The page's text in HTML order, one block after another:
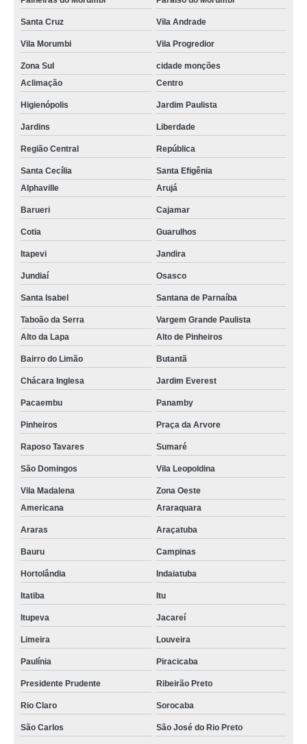
Santa Cruz Vila Andrade
Vila Morumbi Vila Progredior
Zona Sul
cidade monções
Aclimação
Centro
Higienópolis Jardim Paulista
Jardins Liberdade
Região Central República
Santa Cecília
Santa Efigênia
Alphaville
Arujá
Barueri Cajamar
Cotia Guarulhos
Itapevi Jandira
Jundiaí Osasco
Santa Isabel Santana de Parnaíba
Taboão da Serra
Vargem Grande Paulista
Alto da Lapa
Alto de Pinheiros
Bairro do Limão Butantã
Chácara Inglesa Jardim Everest
Pacaembu Panamby
Pinheiros Praça da Arvore
Raposo Tavares Sumaré
São Domingos Vila Leopoldina
Vila Madalena
Zona Oeste
Americana
Araraquara
Araras Araçatuba
Bauru Campinas
Hortolândia Indaiatuba
Itatiba Itu
Itupeva Jacareí
Limeira Louveira
Paulínia Piracicaba
Presidente Prudente Ribeirão Preto
Rio Claro Sorocaba
São Carlos São José do Rio Preto